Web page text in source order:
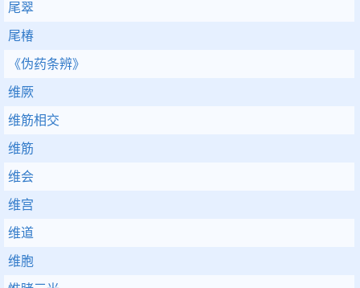
尾翠
尾椿
《伪药条辨》
维厥
维筋相交
维筋
维会
维宫
维道
维胞